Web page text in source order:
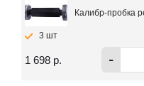
Калибр-пробка
3 шт
1 698 р. -